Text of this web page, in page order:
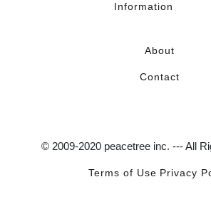
Information
About
Contact
© 2009-2020 peacetree inc. --- All
Terms of Use Privacy